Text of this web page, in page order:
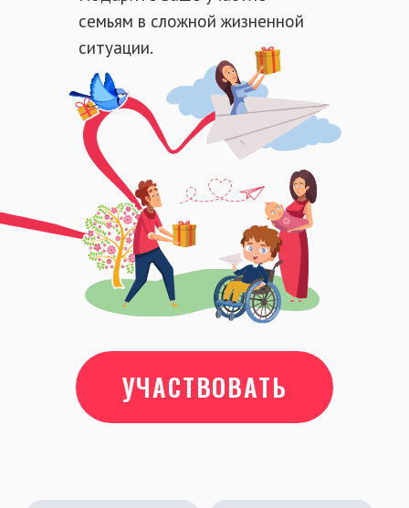
семьям в сложной жизненной
ситуации.
УЧАСТВОВАТЬ